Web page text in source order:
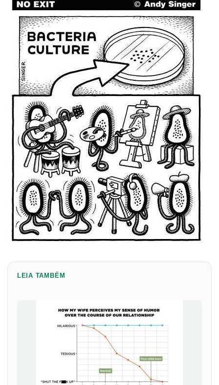
LEIA TAMBÉM